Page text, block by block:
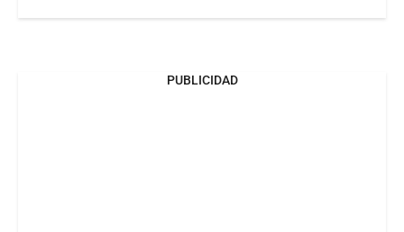
PUBLICIDAD